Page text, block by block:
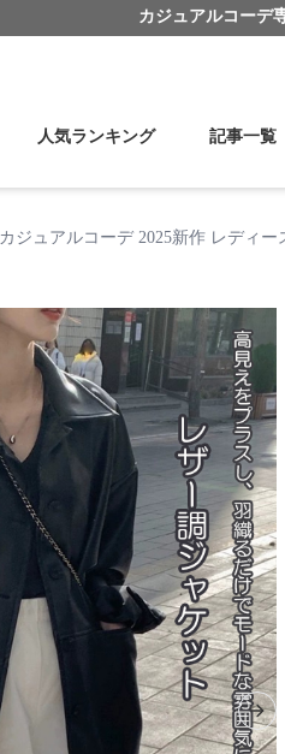
カジュアルコーデ
人気ランキング 記事一覧
カジュアルコーデ 2025新作 レディ